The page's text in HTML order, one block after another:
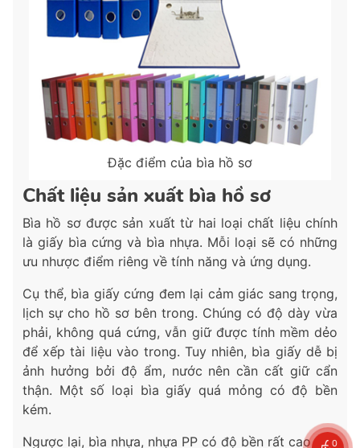
Đặc điểm của bìa hồ sơ
Chất liệu sản xuất bìa hồ sơ
Bìa hồ sơ được sản xuất từ hai loại chất liệu chính
là giấy bìa cứng và bìa nhựa. Mỗi loại sẽ có những
ưu nhược điểm riêng về tính năng và ứng dụng.
Cụ thể, bìa giấy cứng đem lại cảm giác sang trọng,
lịch sự cho hồ sơ bên trong. Chúng có độ dày vừa
phải, không quá cứng, vẫn giữ được tính mềm dẻo
để xếp tài liệu vào trong. Tuy nhiên, bìa giấy dễ bị
ảnh hưởng bởi độ ẩm, nước nên cần cất giữ cẩn
thận. Một số loại bìa giấy quá mỏng có độ bền
kém.
Ngược lại, bìa nhựa, nhựa PP có độ bền rất cao nhờ
0